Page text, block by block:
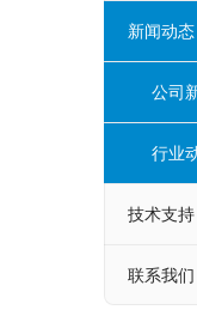
新闻动态
公司
行业
技术支持
联系我们